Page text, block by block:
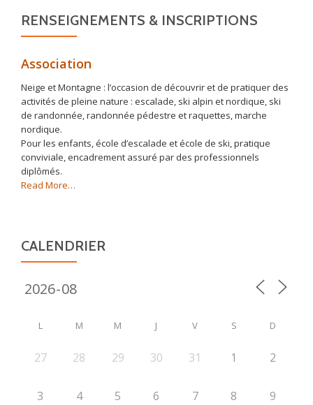
RENSEIGNEMENTS & INSCRIPTIONS
Association
Neige et Montagne : l’occasion de découvrir et de pratiquer des
activités de pleine nature : escalade, ski alpin et nordique, ski
de randonnée, randonnée pédestre et raquettes, marche
nordique.
Pour les enfants, école d’escalade et école de ski, pratique
conviviale, encadrement assuré par des professionnels
diplômés.
Read Moreabout
…
CALENDRIER
L M M J V S D
27 28 29 30 31 1 2
3 4 5 6 7 8 9